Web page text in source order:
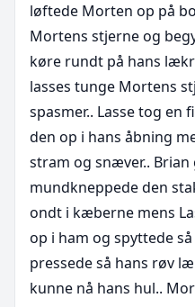
løftede Morten op på
Mortens stjerne og
køre rundt på hans
lasses tunge Mortens
spasmer.. Lasse tog
den op i hans åbning
stram og snæver..
mundkneppede den
ondt i kæberne mens
op i ham og spyttede
pressede så hans røv
kunne nå hans hul..